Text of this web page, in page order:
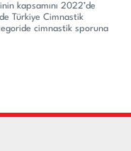
kapsamını 2022’de
Türkiye Cimnastik
cimnastik sporuna